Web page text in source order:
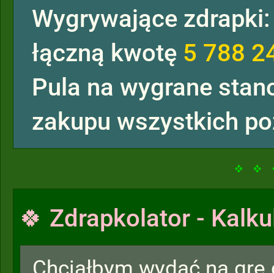
Wygrywające
łączną kwotę 5 788
Pula na wygrane
zakupu wszystkich
🍀 Zdrapkolator -